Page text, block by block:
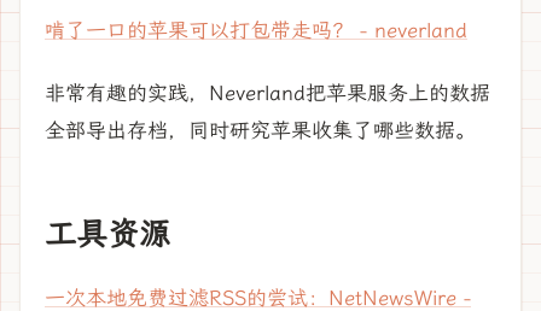
啃了一口的苹果可以打包带走吗？ - neverland
非常有趣的实践，Neverland把苹果服务上的数据
全部导出存档，同时研究苹果收集了哪些数据。
工具资源
一次本地免费过滤RSS的尝试：NetNewsWire -